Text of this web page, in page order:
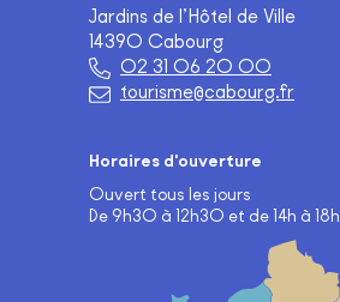
Jardins de l’Hôtel de Ville
14390 Cabourg
02 31 06 20 00
tourisme@cabourg.fr
Horaires d'ouverture
Ouvert tous les jours
De 9h30 à 12h30 et de 14h à 18h